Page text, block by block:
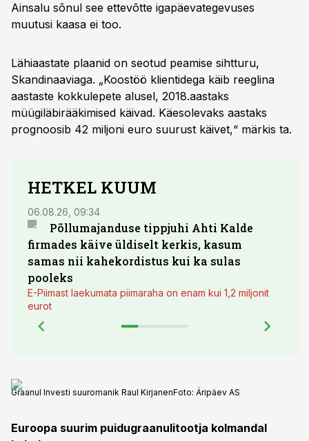
Ainsalu sõnul see ettevõtte igapäevategevuses
muutusi kaasa ei too.
Lähiaastate plaanid on seotud peamise sihtturu,
Skandinaaviaga. „Koostöö klientidega käib reeglina
aastaste kokkulepete alusel, 2018.aastaks
müügiläbirääkimised käivad. Käesolevaks aastaks
prognoosib 42 miljoni euro suurust käivet,“ märkis ta.
HETKEL KUUM
06.08.26, 09:34
Põllumajanduse tippjuhi Ahti Kalde
firmades käive üldiselt kerkis, kasum
samas nii kahekordistus kui ka sulas
pooleks
E-Piimast laekumata piimaraha on enam kui 1,2 miljonit
eurot
Graanul Investi suuromanik Raul KirjanenFoto: Äripäev AS
Euroopa suurim puidugraanulitootja kolmandal